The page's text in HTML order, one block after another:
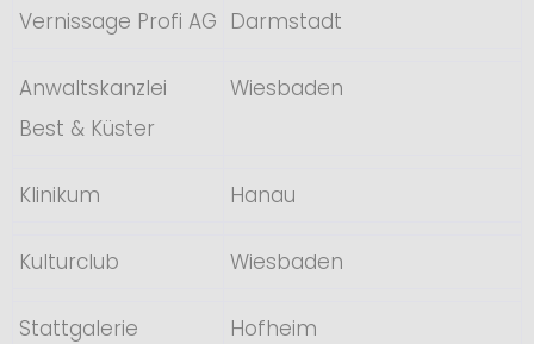
Vernissage Profi AG Darmstadt
Anwaltskanzlei
Best & Küster
Wiesbaden
Klinikum Hanau
Kulturclub Wiesbaden
Stattgalerie Hofheim